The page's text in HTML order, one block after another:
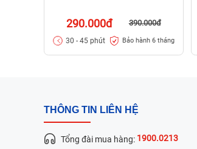
290.000đ 390.000đ
30 - 45 phút Bảo hành 6 tháng
THÔNG TIN LIÊN HỆ
Tổng đài mua hàng: 1900.0213